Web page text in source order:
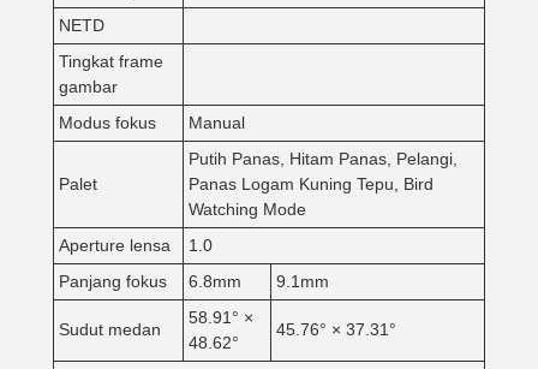
NETD
Tingkat frame
gambar
Modus fokus
Manual
Palet
Putih Panas, Hitam Panas, Pelangi,
Panas Logam Kuning Tepu, Bird
Watching Mode
Aperture lensa
1.0
Panjang fokus
6.8mm 9.1mm
Sudut medan
58.91° ×
48.62°
45.76° × 37.31°